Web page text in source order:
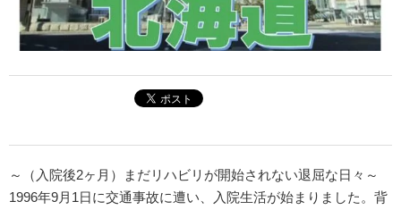
～（入院後2ヶ月）まだリハビリが開始されない退屈な日々～
1996年9月1日に交通事故に遭い、入院生活が始まりました。背